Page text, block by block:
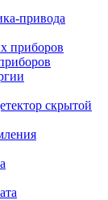
привода
скрытой